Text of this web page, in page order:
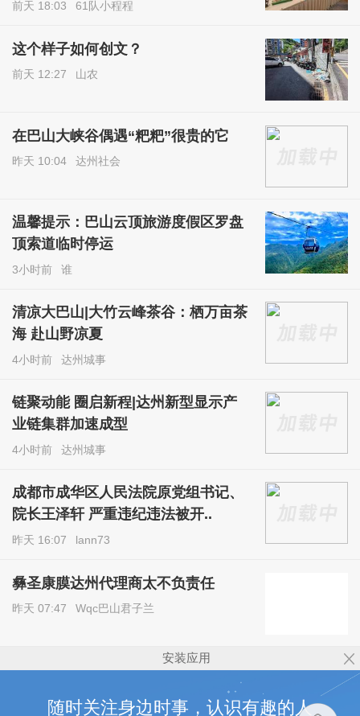
前天 18:03 61队小程程
这个样子如何创文？
前天 12:27 山农
在巴山大峡谷偶遇“粑粑”很贵的它
昨天 10:04 达州社会
温馨提示：巴山云顶旅游度假区罗盘
顶索道临时停运
3小时前 谁
清凉大巴山|大竹云峰茶谷：栖万亩茶
海 赴山野凉夏
4小时前 达州城事
链聚动能 圈启新程|达州新型显示产
业链集群加速成型
4小时前 达州城事
成都市成华区人民法院原党组书记、
院长王泽轩 严重违纪违法被开..
昨天 16:07 lann73
彝圣康膜达州代理商太不负责任
昨天 07:47 Wqc巴山君子兰
安装应用
随时关注身边时事，认识有趣的人